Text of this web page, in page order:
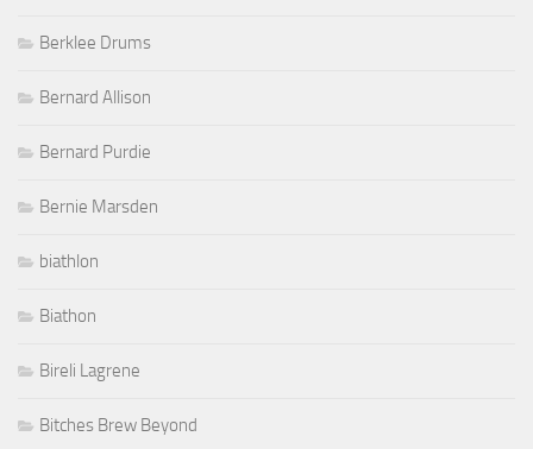
Berklee Drums
Bernard Allison
Bernard Purdie
Bernie Marsden
biathlon
Biathon
Bireli Lagrene
Bitches Brew Beyond